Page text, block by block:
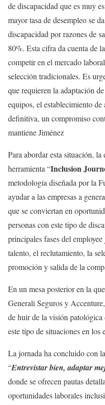
de discapacidad que es muy
mayor tasa de desempleo se
discapacidad por razones de
80%. Esta cifra da cuenta de
competir en el mercado
selección tradicionales. Es
que requieren la adaptación
equipos, el establecimiento de
definitiva, un compromiso
mantiene Jiménez
Para abordar esta situación, la
herramienta “Inclusion
metodología diseñada por la
ayudar a las empresas a
que se conviertan en
personas con este tipo de
principales fases del
talento, el reclutamiento, la
promoción y salida de la
En un mesa posterior en la
Generali Seguros y
de huir de la visión
este tipo de situaciones en los
La jornada ha concluido con
“Entrevistar bien, adaptar
donde se ofrecen pautas
oportunidades laborales